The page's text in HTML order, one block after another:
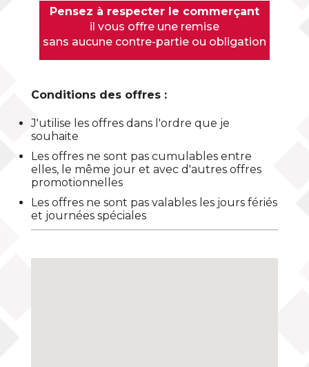
Pensez à respecter le commerçant
il vous offre une remise
sans aucune contre-partie ou obligation
Conditions des offres :
J'utilise les offres dans l'ordre que je
souhaite
Les offres ne sont pas cumulables entre
elles, le même jour et avec d'autres offres
promotionnelles
Les offres ne sont pas valables les jours fériés
et journées spéciales